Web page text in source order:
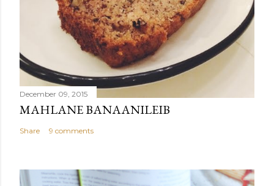
December 09, 2015
MAHLANE BANAANILEIB
Share 9 comments